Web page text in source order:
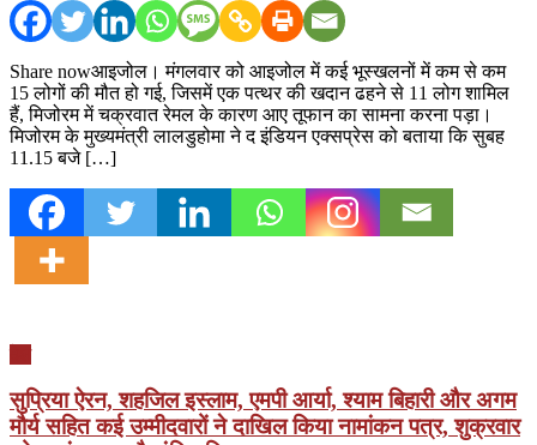
Share nowआइजोल। मंगलवार को आइजोल में कई भूस्खलनों में कम से कम
15 लोगों की मौत हो गई, जिसमें एक पत्थर की खदान ढहने से 11 लोग शामिल
हैं, मिजोरम में चक्रवात रेमल के कारण आए तूफान का सामना करना पड़ा।
मिजोरम के मुख्यमंत्री लालडुहोमा ने द इंडियन एक्सप्रेस को बताया कि सुबह
11.15 बजे […]
सुप्रिया ऐरन, शहजिल इस्‍लाम, एमपी आर्या, श्‍याम बिहारी और अगम
मौर्य सहित कई उम्‍मीदवारों ने दाखिल किया नामांकन पत्र, शुक्रवार